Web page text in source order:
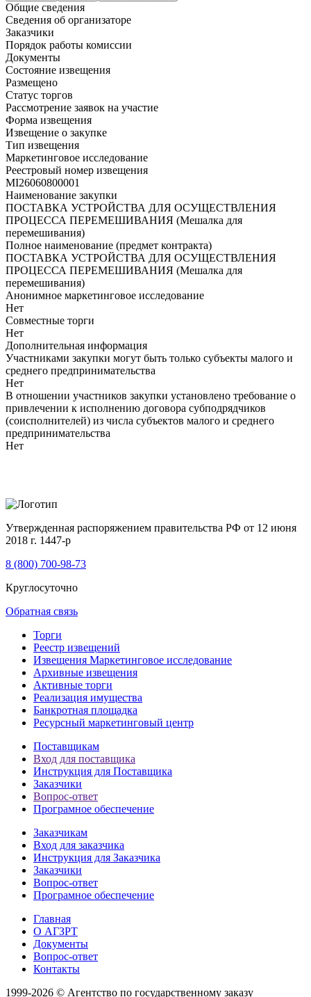
Общие сведения
Сведения об организаторе
Заказчики
Порядок работы комиссии
Документы
Состояние извещения
Размещено
Статус торгов
Рассмотрение заявок на участие
Форма извещения
Извещение о закупке
Тип извещения
Маркетинговое исследование
Реестровый номер извещения
MI26060800001
Наименование закупки
ПОСТАВКА УСТРОЙСТВА ДЛЯ ОСУЩЕСТВЛЕНИЯ
ПРОЦЕССА ПЕРЕМЕШИВАНИЯ (Мешалка для
перемешивания)
Полное наименование (предмет контракта)
ПОСТАВКА УСТРОЙСТВА ДЛЯ ОСУЩЕСТВЛЕНИЯ
ПРОЦЕССА ПЕРЕМЕШИВАНИЯ (Мешалка для
перемешивания)
Анонимное маркетинговое исследование
Нет
Совместные торги
Нет
Дополнительная информация
Участниками закупки могут быть только субъекты малого и
среднего предпринимательства
Нет
В отношении участников закупки установлено требование о
привлечении к исполнению договора субподрядчиков
(соисполнителей) из числа субъектов малого и среднего
предпринимательства
Нет
Утвержденная распоряжением правительства РФ от 12 июня
2018 г. 1447-р
8 (800) 700-98-73
Круглосуточно
Обратная связь
Торги
Реестр извещений
Извещения Маркетинговое исследование
Архивные извещения
Активные торги
Реализация имущества
Банкротная площадка
Ресурсный маркетинговый центр
Поставщикам
Вход для поставщика
Инструкция для Поставщика
Заказчики
Вопрос-ответ
Програмное обеспечение
Заказчикам
Вход для заказчика
Инструкция для Заказчика
Заказчики
Вопрос-ответ
Програмное обеспечение
Главная
О АГЗРТ
Документы
Вопрос-ответ
Контакты
1999-2026 © Агентство по государственному заказу